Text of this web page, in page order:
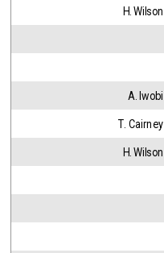
H. Wilson
A. Iwobi
T. Cairney
H. Wilson